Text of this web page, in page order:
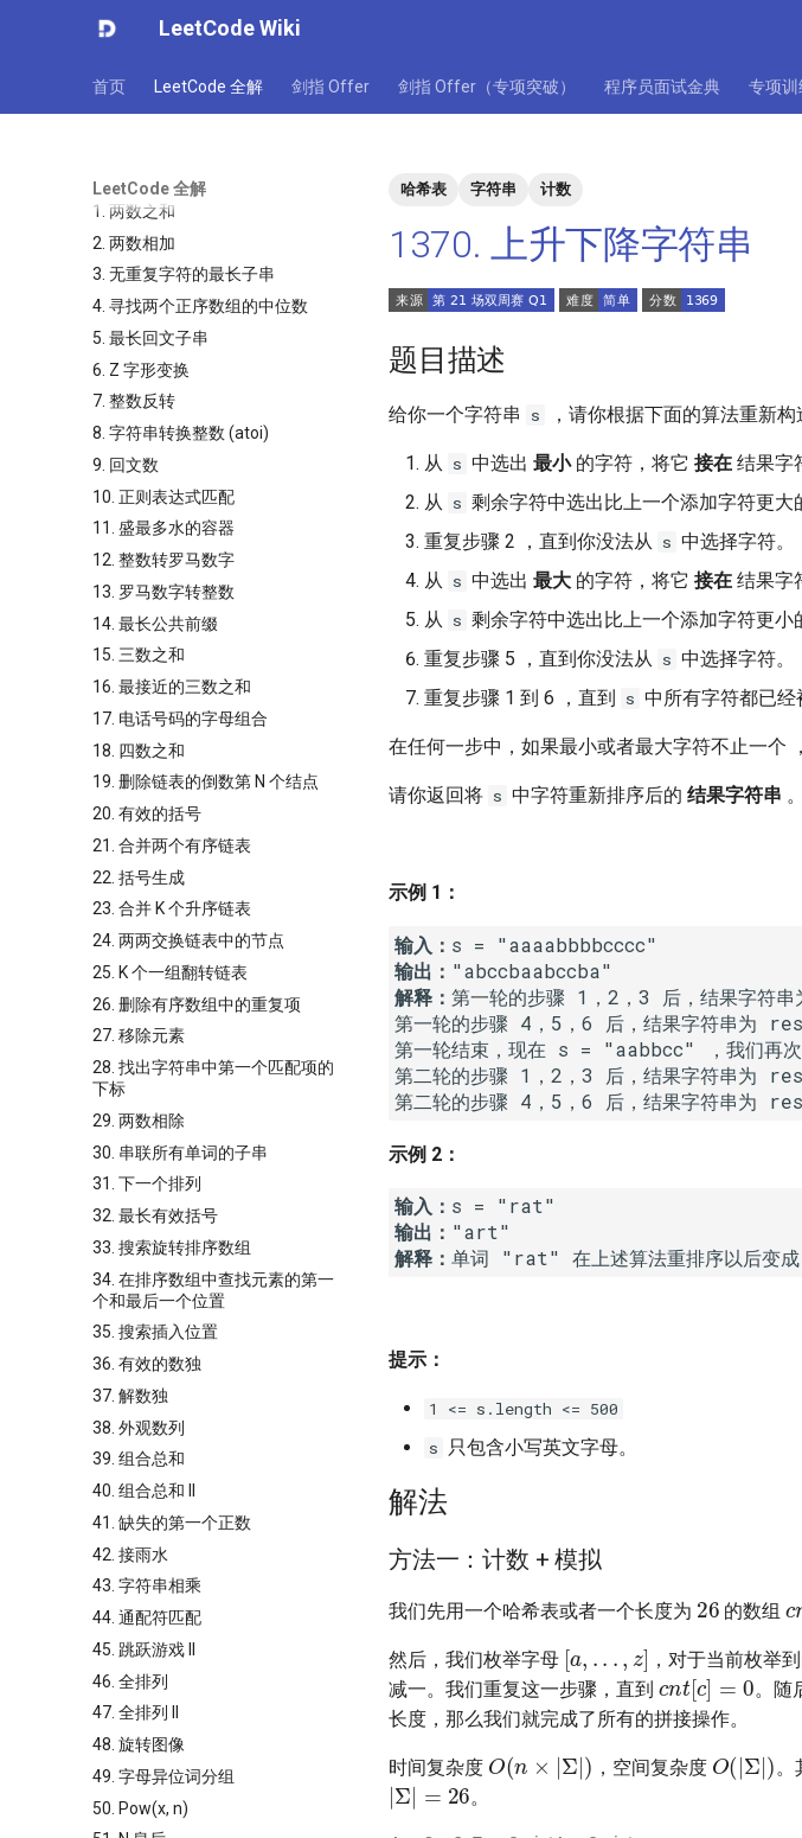
LeetCode Wiki
首页 LeetCode 全解 剑指 Offer 剑指 Offer（专项突破） 程序员面试金典 专项训
LeetCode 全解
1. 两数之和
2. 两数相加
3. 无重复字符的最长子串
4. 寻找两个正序数组的中位数
5. 最长回文子串
6. Z 字形变换
7. 整数反转
8. 字符串转换整数 (atoi)
9. 回文数
10. 正则表达式匹配
11. 盛最多水的容器
12. 整数转罗马数字
13. 罗马数字转整数
14. 最长公共前缀
15. 三数之和
16. 最接近的三数之和
17. 电话号码的字母组合
18. 四数之和
19. 删除链表的倒数第 N 个结点
20. 有效的括号
21. 合并两个有序链表
22. 括号生成
23. 合并 K 个升序链表
24. 两两交换链表中的节点
25. K 个一组翻转链表
26. 删除有序数组中的重复项
27. 移除元素
28. 找出字符串中第一个匹配项的
下标
29. 两数相除
30. 串联所有单词的子串
31. 下一个排列
32. 最长有效括号
33. 搜索旋转排序数组
34. 在排序数组中查找元素的第一
个和最后一个位置
35. 搜索插入位置
36. 有效的数独
37. 解数独
38. 外观数列
39. 组合总和
40. 组合总和 II
41. 缺失的第一个正数
42. 接雨水
43. 字符串相乘
44. 通配符匹配
45. 跳跃游戏 II
46. 全排列
47. 全排列 II
48. 旋转图像
49. 字母异位词分组
50. Pow(x, n)
哈希表 字符串 计数
1370. 上升下降字符串
题目描述
给你一个字符串 s ，请你根据下面的算法重新构
从 s 中选出 最小的字符，将它 接在 结果字
从 s 剩余字符中选出比上一个添加字符更大
重复步骤 2 ，直到你没法从 s 中选择字符。
从 s 中选出 最大 的字符，将它 接在 结果字
从 s 剩余字符中选出比上一个添加字符更小
重复步骤 5 ，直到你没法从 s 中选择字符。
重复步骤 1 到 6 ，直到 s 中所有字符都已经
在任何一步中，如果最小或者最大字符不止一个
请你返回将 s 中字符重新排序后的 结果字符串 。
示例 1：
输入：
输出：
解释： 第一轮的步骤 1，2，3 后，结果字
第一轮的步骤 4，5，6 后，结果字符串为
第一轮结束，现在 s = "aabbcc" ，我们再
第二轮的步骤 1，2，3 后，结果字符串为
示例 2：
输入：
输出：
解释：
提示：
1 <= s.length <= 500
s
只包含小写英文字母。
解法
方法一：计数 + 模拟
我们先用一个哈希表或者一个长度为 的数组
然后，我们枚举字母
[
，对于当前枚举
减一。我们重复这一步骤，直到
cnt c]=0
。随
长度，那么我们就完成了所有的拼接操作。
时间复杂度
O ( Σ|)
，空间复杂度
O (|Σ|)
。
|Σ|=26
。